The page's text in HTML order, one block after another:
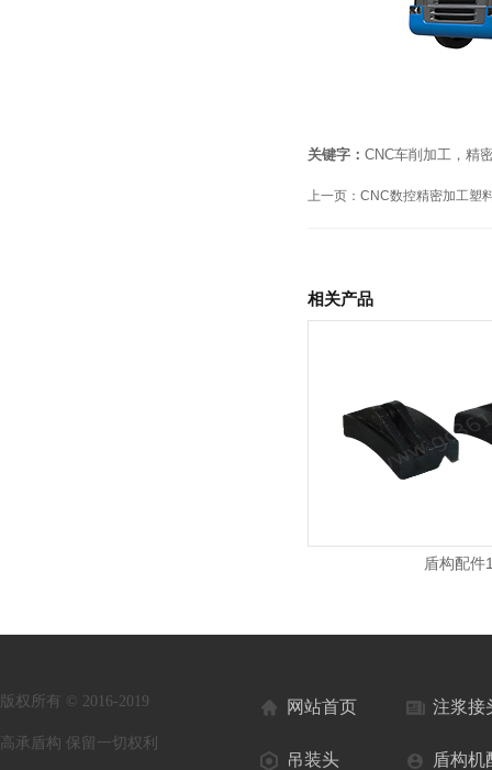
关键字： CNC车削加工，精
上一页： CNC数控精密加工塑
相关产品
盾构配件
版权所有 © 2016-2019
高承盾构 保留一切权利
网站首页 注浆接
吊装头 盾构机